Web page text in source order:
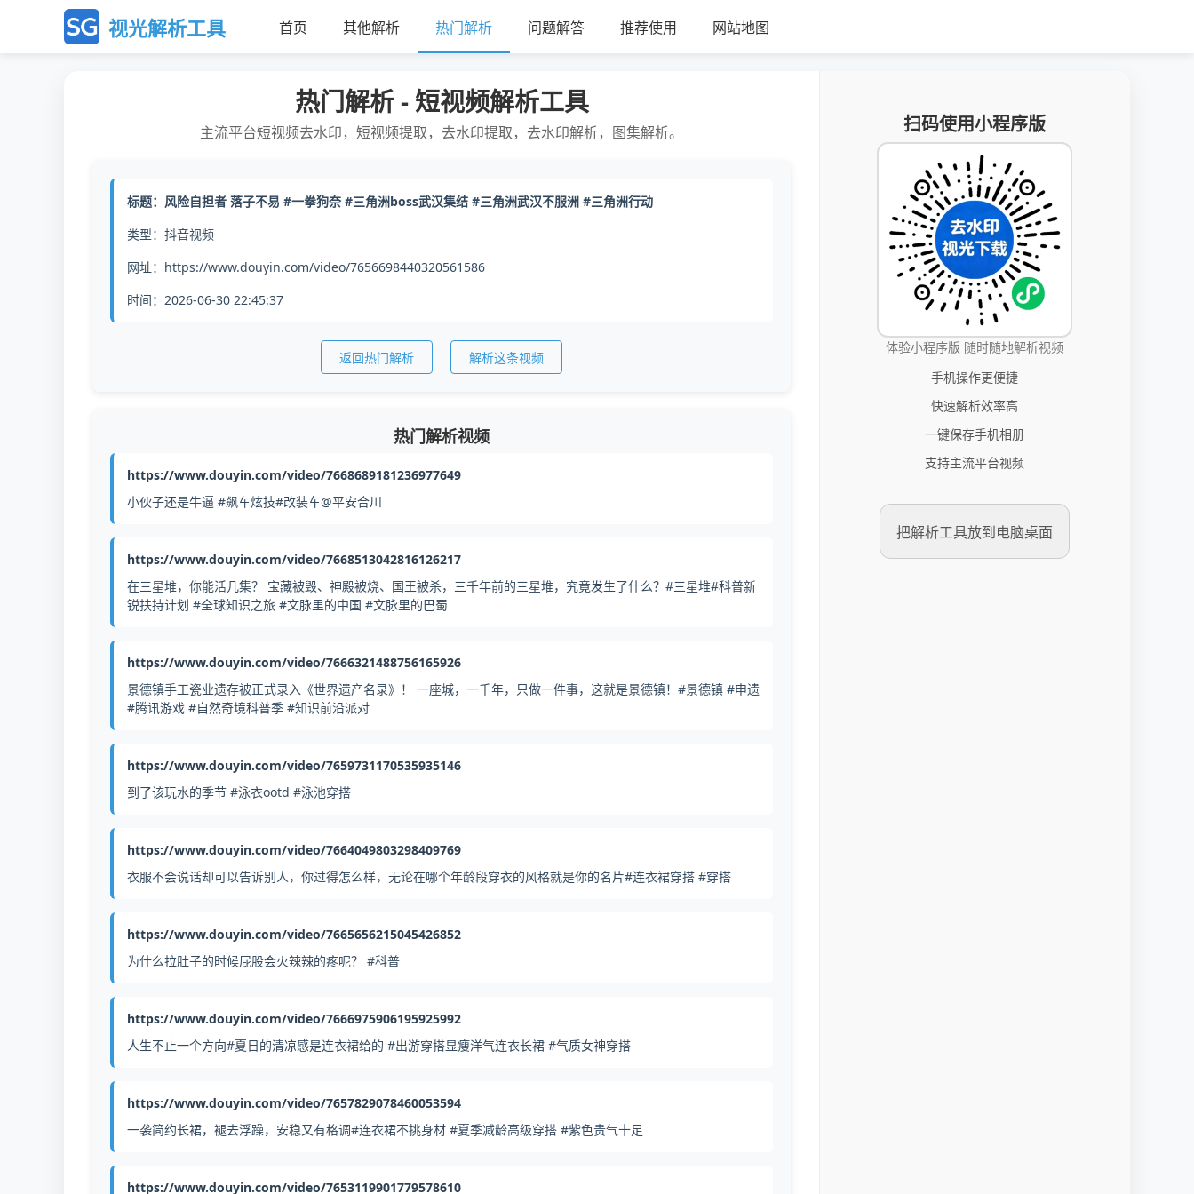
视光解析工具 首页 其他解析 热门解析 问题解答 推荐使用 网站地图
热门解析 - 短视频解析工具
主流平台短视频去水印，短视频提取，去水印提取，去水印解析，图集解析。
标题：风险自担者 落子不易 #一拳狗奈 #三角洲boss武汉集结 #三角洲武汉不服洲 #三角洲行动
类型：抖音视频
网址：https://www.douyin.com/video/7656698440320561586
时间：2026-06-30 22:45:37
返回热门解析 解析这条视频
热门解析视频
https://www.douyin.com/video/7668689181236977649
小伙子还是牛逼 #飙车炫技#改装车@平安合川
https://www.douyin.com/video/7668513042816126217
在三星堆，你能活几集？ 宝藏被毁、神殿被烧、国王被杀，三千年前的三星堆，究竟发生了什么？#三星堆#科普新
锐扶持计划 #全球知识之旅 #文脉里的中国 #文脉里的巴蜀
https://www.douyin.com/video/7666321488756165926
景德镇手工瓷业遗存被正式录入《世界遗产名录》！ 一座城，一千年，只做一件事，这就是景德镇！#景德镇 #申遗
#腾讯游戏 #自然奇境科普季 #知识前沿派对
https://www.douyin.com/video/7659731170535935146
到了该玩水的季节 #泳衣ootd #泳池穿搭
https://www.douyin.com/video/7664049803298409769
衣服不会说话却可以告诉别人，你过得怎么样，无论在哪个年龄段穿衣的风格就是你的名片#连衣裙穿搭 #穿搭
https://www.douyin.com/video/7665656215045426852
为什么拉肚子的时候屁股会火辣辣的疼呢？ #科普
https://www.douyin.com/video/7666975906195925992
人生不止一个方向#夏日的清凉感是连衣裙给的 #出游穿搭显瘦洋气连衣长裙 #气质女神穿搭
https://www.douyin.com/video/7657829078460053594
一袭简约长裙，褪去浮躁，安稳又有格调#连衣裙不挑身材 #夏季减龄高级穿搭 #紫色贵气十足
https://www.douyin.com/video/7653119901779578610
扫码使用小程序版
体验小程序版 随时随地解析视频
手机操作更便捷
快速解析效率高
一键保存手机相册
支持主流平台视频
把解析工具放到电脑桌面